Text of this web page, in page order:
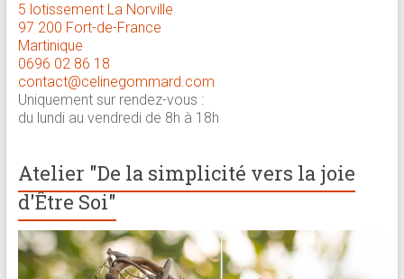
5 lotissement La Norville
97 200 Fort-de-France
Martinique
0696 02 86 18
contact@celinegommard.com
Uniquement sur rendez-vous :
du lundi au vendredi de 8h à 18h
Atelier "De la simplicité vers la joie
d'Être Soi"